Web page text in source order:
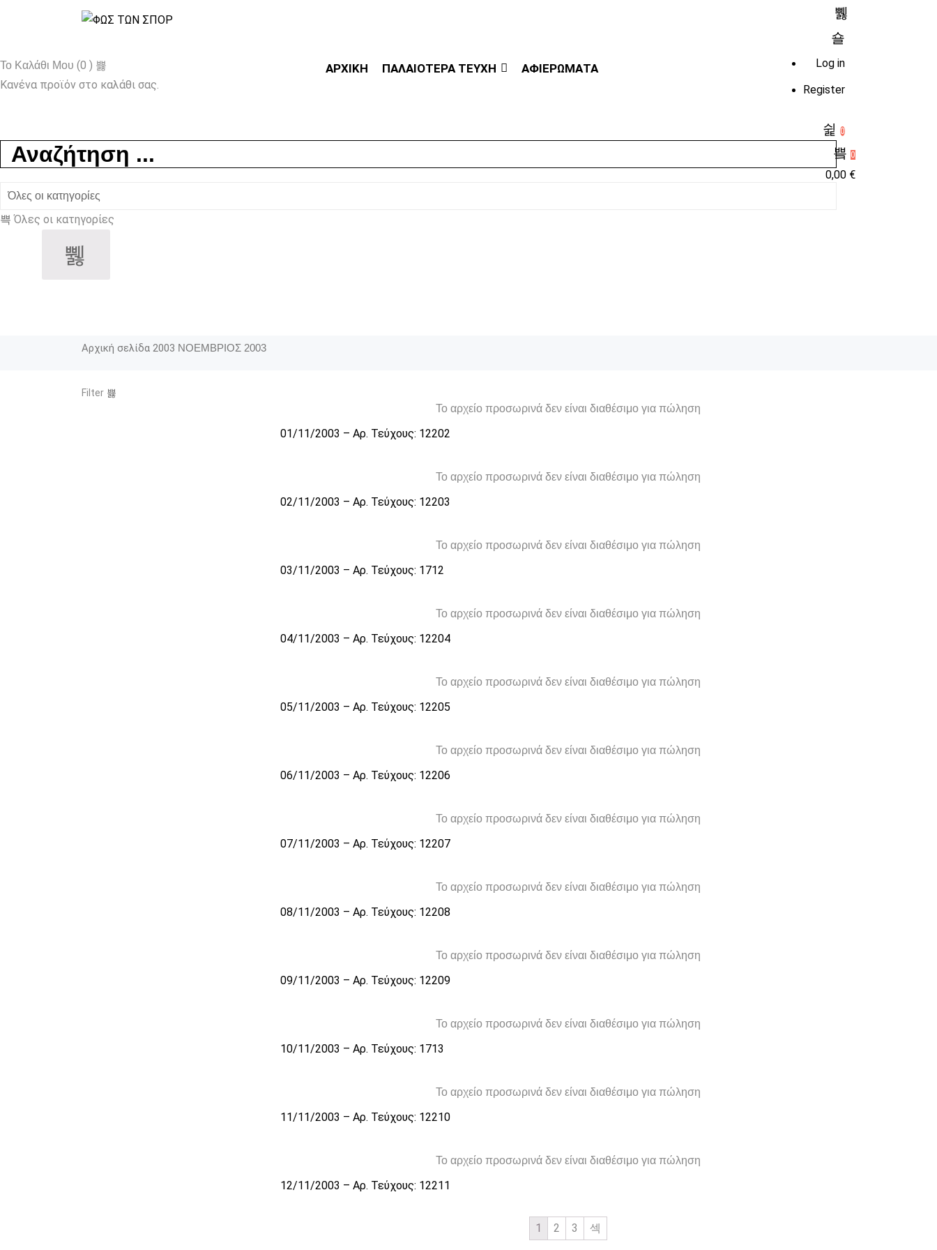
ΑΡΧΙΚΗ ΠΑΛΑΙΟΤΕΡΑ ΤΕΥΧΗ ΑΦΙΕΡΩΜΑΤΑ
Log in
Register
0
0
0,00 €
Το Καλάθι Μου (0 )
Κανένα προϊόν στο καλάθι σας.
Όλες οι κατηγορίες
Αρχική σελίδα 2003 ΝΟΕΜΒΡΙΟΣ 2003
Filter
Το αρχείο προσωρινά δεν είναι διαθέσιμο για πώληση
01/11/2003 – Αρ. Τεύχους: 12202
Το αρχείο προσωρινά δεν είναι διαθέσιμο για πώληση
02/11/2003 – Αρ. Τεύχους: 12203
Το αρχείο προσωρινά δεν είναι διαθέσιμο για πώληση
03/11/2003 – Αρ. Τεύχους: 1712
Το αρχείο προσωρινά δεν είναι διαθέσιμο για πώληση
04/11/2003 – Αρ. Τεύχους: 12204
Το αρχείο προσωρινά δεν είναι διαθέσιμο για πώληση
05/11/2003 – Αρ. Τεύχους: 12205
Το αρχείο προσωρινά δεν είναι διαθέσιμο για πώληση
06/11/2003 – Αρ. Τεύχους: 12206
Το αρχείο προσωρινά δεν είναι διαθέσιμο για πώληση
07/11/2003 – Αρ. Τεύχους: 12207
Το αρχείο προσωρινά δεν είναι διαθέσιμο για πώληση
08/11/2003 – Αρ. Τεύχους: 12208
Το αρχείο προσωρινά δεν είναι διαθέσιμο για πώληση
09/11/2003 – Αρ. Τεύχους: 12209
Το αρχείο προσωρινά δεν είναι διαθέσιμο για πώληση
10/11/2003 – Αρ. Τεύχους: 1713
Το αρχείο προσωρινά δεν είναι διαθέσιμο για πώληση
11/11/2003 – Αρ. Τεύχους: 12210
Το αρχείο προσωρινά δεν είναι διαθέσιμο για πώληση
12/11/2003 – Αρ. Τεύχους: 12211
1 2 3